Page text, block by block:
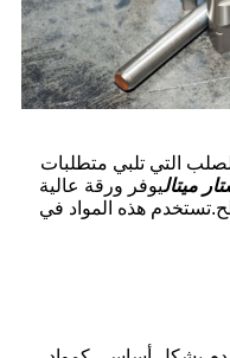
التي تلبي متطلبات
ميتاليوفر ورقة عالية
هذه المواد في